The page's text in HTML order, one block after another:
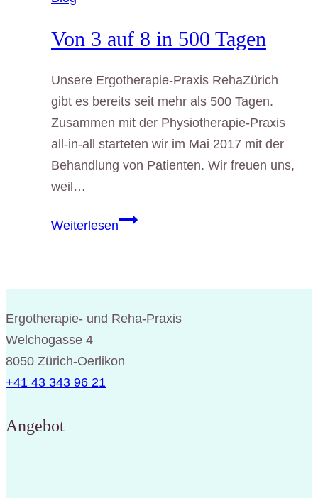
Von 3 auf 8 in 500 Tagen
Unsere Ergotherapie-Praxis RehaZürich
gibt es bereits seit mehr als 500 Tagen.
Zusammen mit der Physiotherapie-Praxis
all-in-all starteten wir im Mai 2017 mit der
Behandlung von Patienten. Wir freuen uns,
weil…
WeiterlesenVon
500
Ergotherapie- und Reha-Praxis
Welchogasse 4
8050 Zürich-Oerlikon
+41 43 343 96 21
Angebot